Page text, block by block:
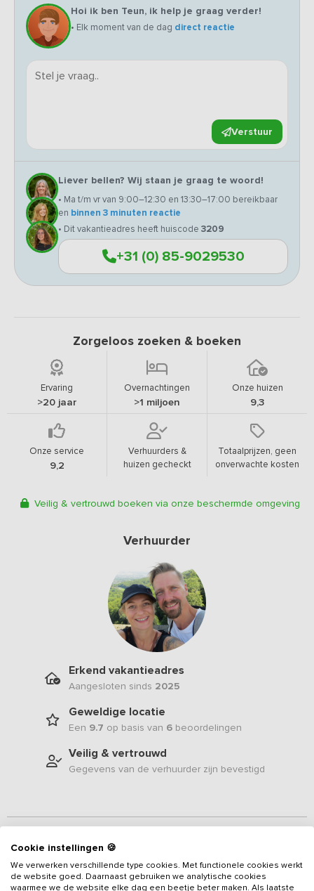
Hoi ik ben Teun, ik help je graag verder!
• Elk moment van de dag direct reactie
Verstuur
Liever bellen? Wij staan je graag te woord!
• Ma t/m vr van 9:00–12:30 en 13:30–17:00 bereikbaar
en binnen 3 minuten reactie
• Dit vakantieadres heeft huiscode 3209
+31 (0) 85-9029530
Zorgeloos zoeken & boeken
Ervaring
>20 jaar
Overnachtingen
>1 miljoen
Onze huizen
9,3
Onze service
9,2
Verhuurders &
huizen gecheckt
Totaalprijzen, geen
onverwachte kosten
Veilig & vertrouwd boeken via onze beschermde omgeving
Verhuurder
Erkend vakantieadres
Aangesloten sinds 2025
Geweldige locatie
Een 9.7 op basis van 6 beoordelingen
Veilig & vertrouwd
Gegevens van de verhuurder zijn bevestigd
Dit sfeervolle vakantieadresligt in de groene heuvels van het
Sauerland, direct aan een prachtig meer. De accommodatie biedt
Cookie instellingen 🍪
We verwerken verschillende type cookies. Met functionele cookies werkt
de website goed. Daarnaast gebruiken we analytische cookies
waarmee we de website elke dag een beetje beter maken. Als laatste